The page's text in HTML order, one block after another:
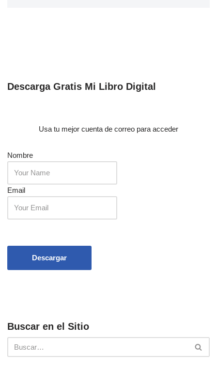
Descarga Gratis Mi Libro Digital
Usa tu mejor cuenta de correo para acceder
Nombre
Email
Descargar
Buscar en el Sitio